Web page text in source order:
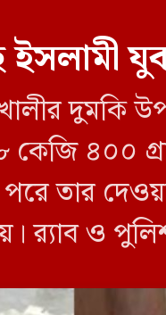
দুমকি
কেজি ৪০০
তার
ও